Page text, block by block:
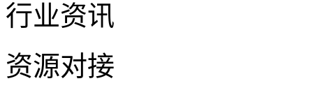
行业资讯
资源对接